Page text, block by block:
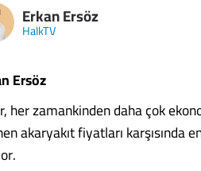
Erkan Ersöz
HalkTV
Ersöz
her zamankinden daha çok
akaryakıt fiyatları